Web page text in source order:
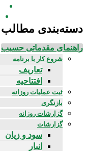
دسته‌بندی مطالب
راهنمای مقدماتی حسیب
شروع کار با برنامه
تعاریف
افتتاحیه
ثبت عملیات روزانه
بازنگری
گزارشات روزانه
گزارشات
سود و زیان
انبار